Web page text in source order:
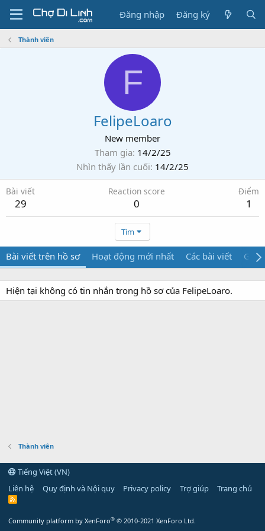
Đăng nhập Đăng ký
Thành viên
F
FelipeLoaro
New member
Tham gia 14/2/25
Nhìn thấy lần cuối 14/2/25
Bài viết
29
Reaction score
0
Điểm
1
Tìm
Bài viết trên hồ sơ Hoạt động mới nhất Các bài viết Giới
Hiện tại không có tin nhắn trong hồ sơ của FelipeLoaro.
Thành viên
Tiếng Việt (VN)
Liên hệ
Quy định và Nội quy Privacy policy Trợ giúp Trang chủ
R
Community platform by XenForo® © 2010-2021 XenForo Ltd.